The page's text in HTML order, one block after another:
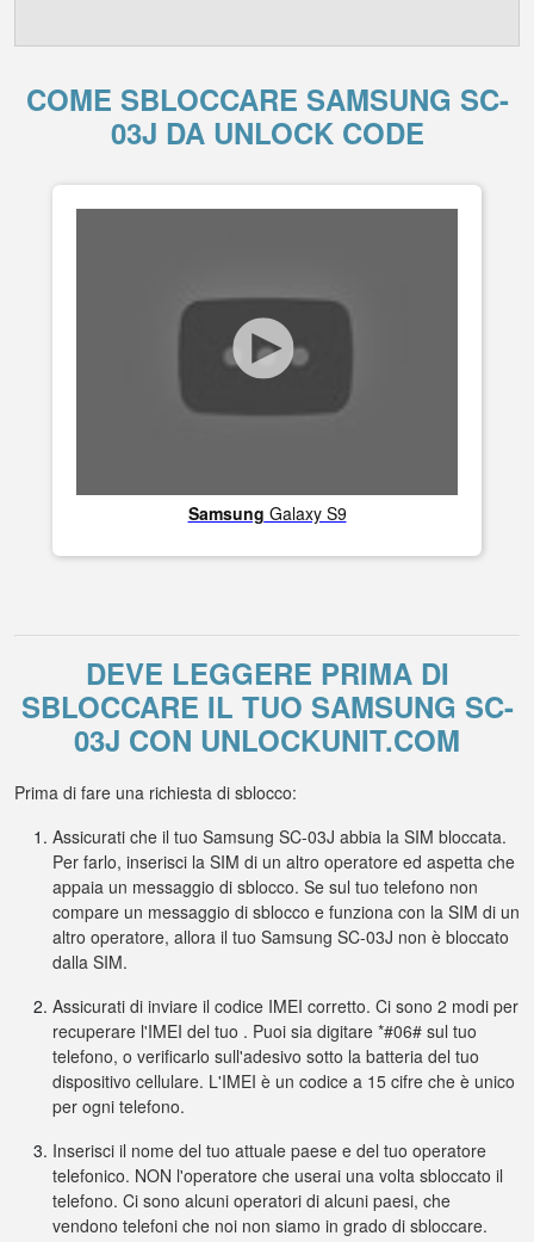
COME SBLOCCARE SAMSUNG SC-
03J DA UNLOCK CODE
Samsung Galaxy S9
DEVE LEGGERE PRIMA DI
SBLOCCARE IL TUO SAMSUNG SC-
03J CON UNLOCKUNIT.COM
Prima di fare una richiesta di sblocco:
Assicurati che il tuo Samsung SC-03J abbia la SIM bloccata.
Per farlo, inserisci la SIM di un altro operatore ed aspetta che
appaia un messaggio di sblocco. Se sul tuo telefono non
compare un messaggio di sblocco e funziona con la SIM di un
altro operatore, allora il tuo Samsung SC-03J non è bloccato
dalla SIM.
Assicurati di inviare il codice IMEI corretto. Ci sono 2 modi per
recuperare l'IMEI del tuo . Puoi sia digitare *#06# sul tuo
telefono, o verificarlo sull'adesivo sotto la batteria del tuo
dispositivo cellulare. L'IMEI è un codice a 15 cifre che è unico
per ogni telefono.
Inserisci il nome del tuo attuale paese e del tuo operatore
telefonico. NON l'operatore che userai una volta sbloccato il
telefono. Ci sono alcuni operatori di alcuni paesi, che
vendono telefoni che noi non siamo in grado di sbloccare.